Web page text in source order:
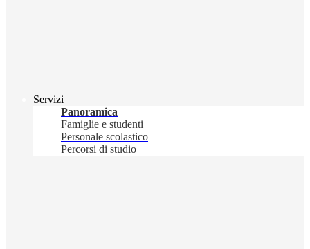
Servizi
Panoramica
Famiglie e studenti
Personale scolastico
Percorsi di studio